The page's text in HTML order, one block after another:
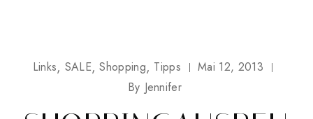
Links SALE Shopping Tipps
Mai 12, 2013
By Jennifer